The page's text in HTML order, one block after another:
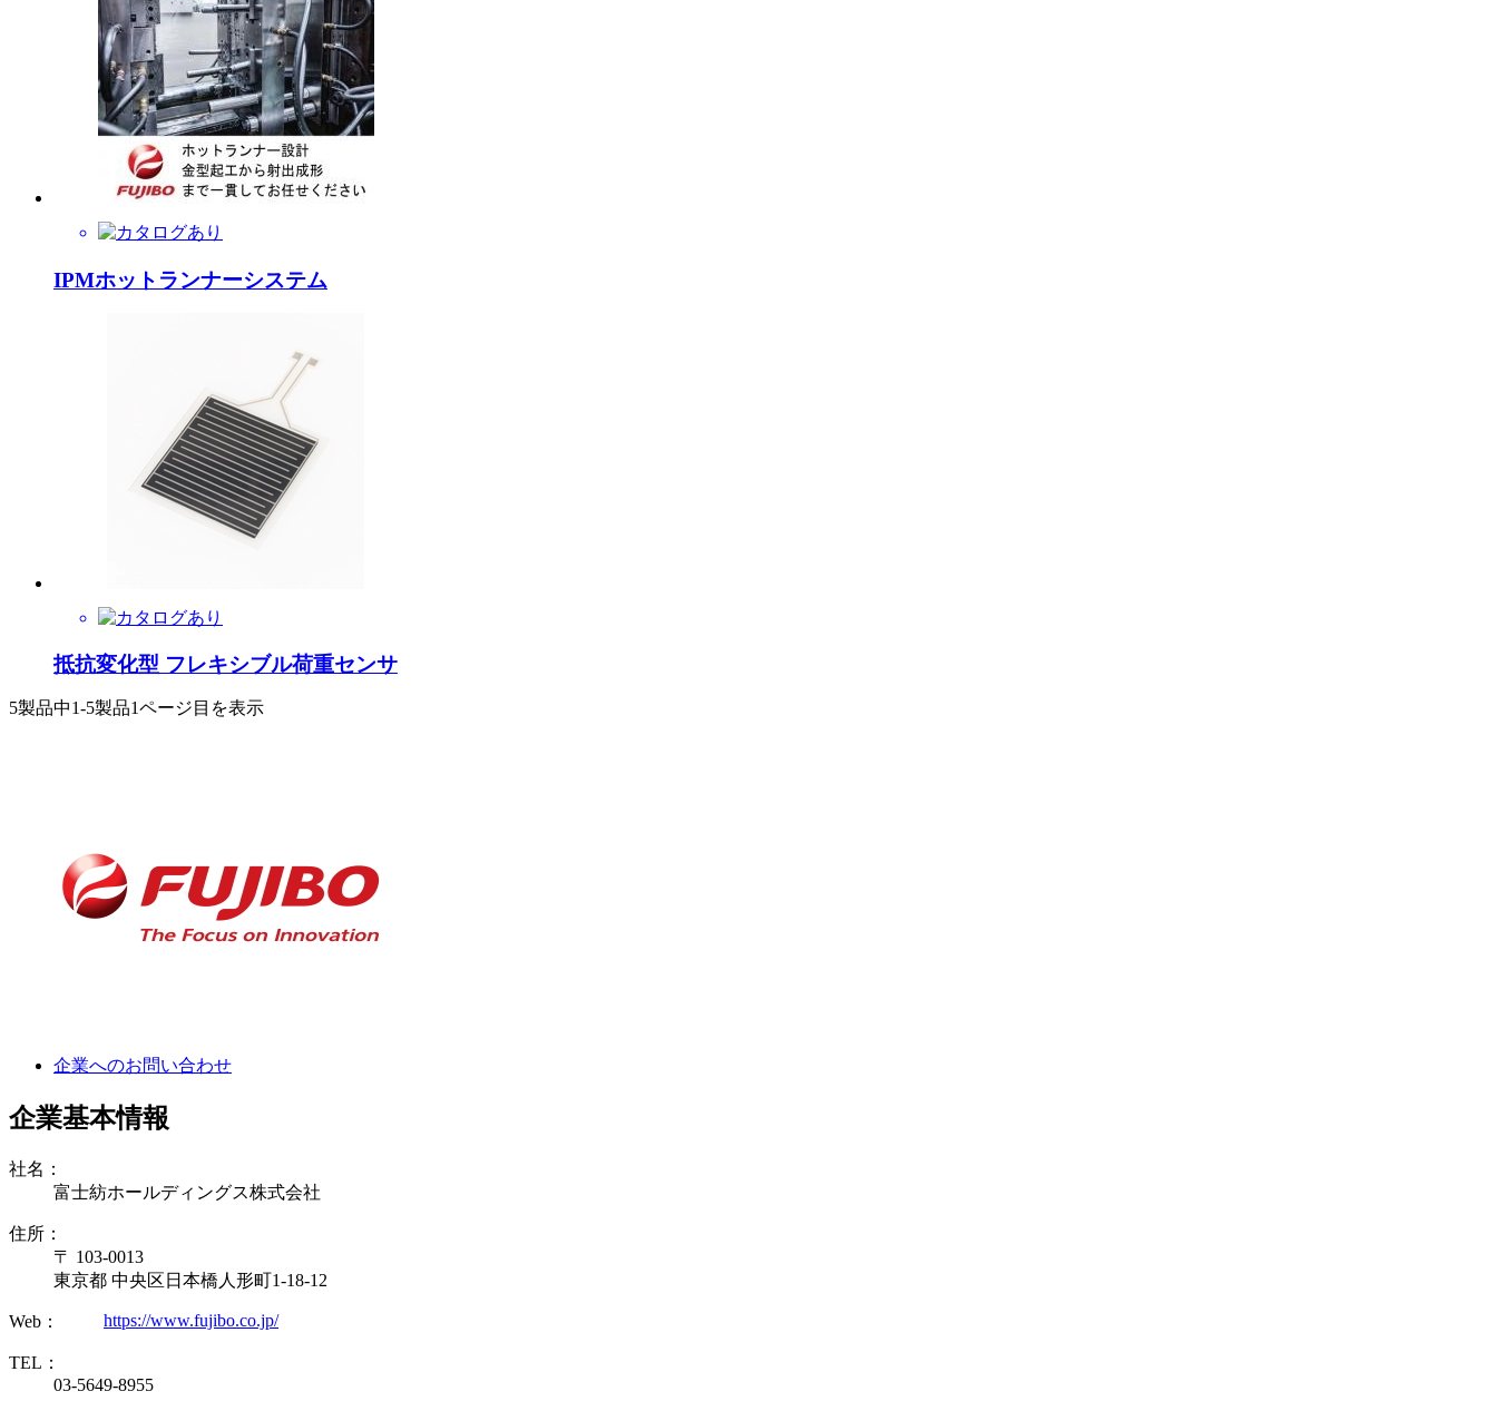
IPMホットランナーシステム
抵抗変化型 フレキシブル荷重センサ
5製品中1-5製品1ページ目を表示
企業へのお問い合わせ
企業基本情報
社名：
富士紡ホールディングス株式会社
住所：
〒 103-0013
東京都 中央区日本橋人形町1-18-12
Web： https://www.fujibo.co.jp/
TEL：
03-5649-8955